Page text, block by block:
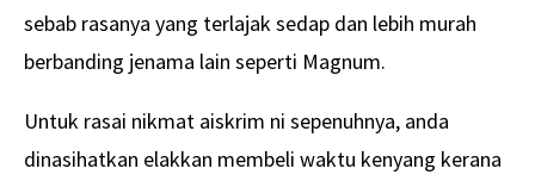
sebab rasanya yang terlajak sedap dan lebih murah
berbanding jenama lain seperti Magnum.
Untuk rasai nikmat aiskrim ni sepenuhnya, anda
dinasihatkan elakkan membeli waktu kenyang kerana